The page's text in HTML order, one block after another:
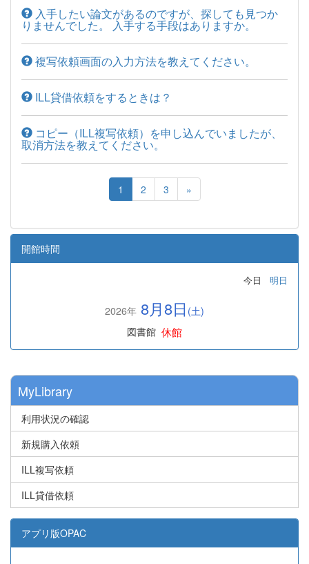
入手したい論文があるのですが、探しても見つか
りませんでした。 入手する手段はありますか。
複写依頼画面の入力方法を教えてください。
ILL貸借依頼をするときは？
コピー（ILL複写依頼）を申し込んでいましたが、
取消方法を教えてください。
1 2 3 »
開館時間
今日 明日
2026年 8月8日 (土)
図書館 休館
MyLibrary
利用状況の確認
新規購入依頼
ILL複写依頼
ILL貸借依頼
アプリ版OPAC